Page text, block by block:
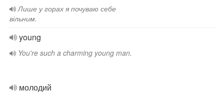
Лише у горах я почуваю себе
вільним.
young
You're such a charming young man.
молодий